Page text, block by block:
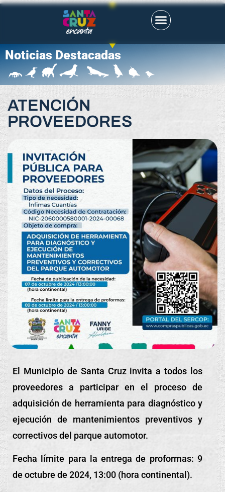
Noticias Destacadas
ATENCIÓN
PROVEEDORES
El Municipio de Santa Cruz invita a todos los
proveedores a participar en el proceso de
adquisición de herramienta para diagnóstico y
ejecución de mantenimientos preventivos y
correctivos del parque automotor.
Fecha límite para la entrega de proformas: 9
de octubre de 2024, 13:00 (hora continental).